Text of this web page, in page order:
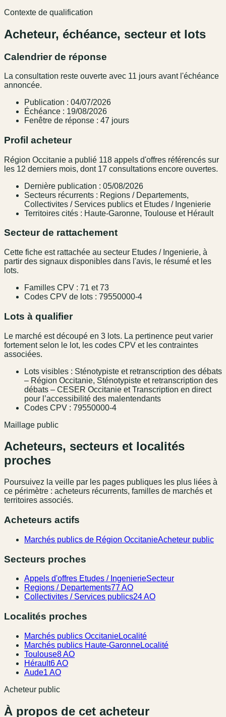
Contexte de qualification
Acheteur, échéance, secteur et lots
Calendrier de réponse
La consultation reste ouverte avec 11 jours avant l'échéance
annoncée.
Publication : 04/07/2026
Échéance : 19/08/2026
Fenêtre de réponse : 47 jours
Profil acheteur
Région Occitanie a publié 118 appels d'offres référencés sur
les 12 derniers mois, dont 17 consultations encore ouvertes.
Dernière publication : 05/08/2026
Secteurs récurrents : Regions / Departements,
Collectivites / Services publics et Etudes / Ingenierie
Territoires cités : Haute-Garonne, Toulouse et Hérault
Secteur de rattachement
Cette fiche est rattachée au secteur Etudes / Ingenierie, à
partir des signaux disponibles dans l'avis, le résumé et les
lots.
Familles CPV : 71 et 73
Codes CPV de lots : 79550000-4
Lots à qualifier
Le marché est découpé en 3 lots. La pertinence peut varier
fortement selon le lot, les codes CPV et les contraintes
associées.
Lots visibles : Sténotypiste et retranscription des débats
– Région Occitanie, Sténotypiste et retranscription des
débats – CESER Occitanie et Transcription en direct
pour l’accessibilité des malentendants
Codes CPV : 79550000-4
Maillage public
Acheteurs, secteurs et localités
proches
Poursuivez la veille par les pages publiques les plus liées à
ce périmètre : acheteurs récurrents, familles de marchés et
territoires associés.
Acheteurs actifs
Marchés publics de Région OccitanieAcheteur public
Secteurs proches
Appels d'offres Etudes / IngenierieSecteur
Regions / Departements77 AO
Collectivites / Services publics24 AO
Localités proches
Marchés publics OccitanieLocalité
Marchés publics Haute-GaronneLocalité
Toulouse8 AO
Hérault6 AO
Aude1 AO
Acheteur public
À propos de cet acheteur